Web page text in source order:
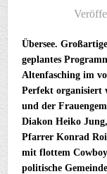
Übersee.
geplantes
Altenfasching im
Perfekt organisiert
und der
Diakon Heiko
Pfarrer Konrad
mit flottem
politische